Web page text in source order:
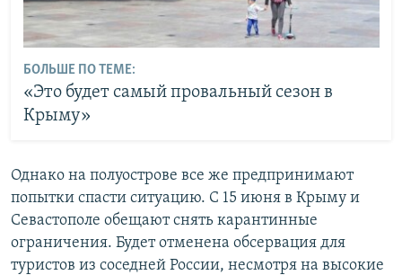
БОЛЬШЕ ПО ТЕМЕ:
«Это будет самый провальный сезон в
Крыму»
Однако на полуострове все же предпринимают
попытки спасти ситуацию. С 15 июня в Крыму и
Севастополе обещают снять карантинные
ограничения. Будет отменена обсервация для
туристов из соседней России, несмотря на высокие